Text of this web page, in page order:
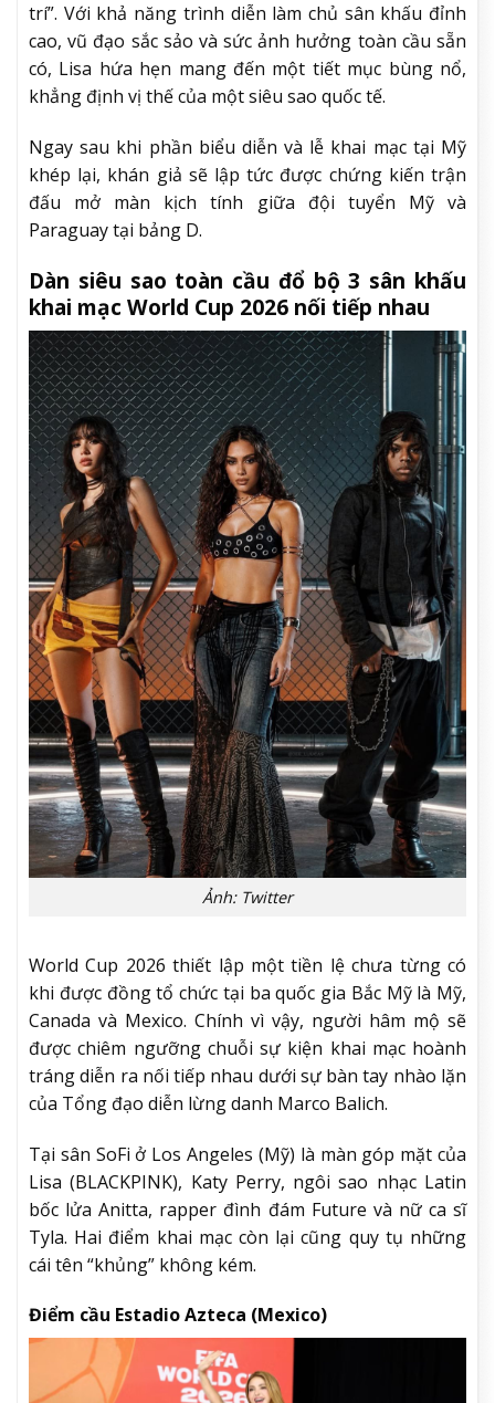
trí”. Với khả năng trình diễn làm chủ sân khấu đỉnh
cao, vũ đạo sắc sảo và sức ảnh hưởng toàn cầu sẵn
có, Lisa hứa hẹn mang đến một tiết mục bùng nổ,
khẳng định vị thế của một siêu sao quốc tế.
Ngay sau khi phần biểu diễn và lễ khai mạc tại Mỹ
khép lại, khán giả sẽ lập tức được chứng kiến trận
đấu mở màn kịch tính giữa đội tuyển Mỹ và
Paraguay tại bảng D.
Dàn siêu sao toàn cầu đổ bộ 3 sân khấu
khai mạc World Cup 2026 nối tiếp nhau
Ảnh: Twitter
World Cup 2026 thiết lập một tiền lệ chưa từng có
khi được đồng tổ chức tại ba quốc gia Bắc Mỹ là Mỹ,
Canada và Mexico. Chính vì vậy, người hâm mộ sẽ
được chiêm ngưỡng chuỗi sự kiện khai mạc hoành
tráng diễn ra nối tiếp nhau dưới sự bàn tay nhào lặn
của Tổng đạo diễn lừng danh Marco Balich.
Tại sân SoFi ở Los Angeles (Mỹ) là màn góp mặt của
Lisa (BLACKPINK), Katy Perry, ngôi sao nhạc Latin
bốc lửa Anitta, rapper đình đám Future và nữ ca sĩ
Tyla. Hai điểm khai mạc còn lại cũng quy tụ những
cái tên “khủng” không kém.
Điểm cầu Estadio Azteca (Mexico)